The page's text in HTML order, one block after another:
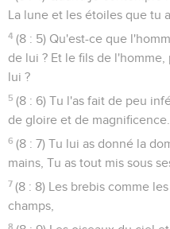
La lune et les étoiles que tu
4 (8 : 5) Qu'est-ce que
de lui ? Et le fils de
lui ?
5 (8 : 6) Tu l'as fait de peu
de gloire et de magnificence.
6 (8 : 7) Tu lui as donné la
mains, Tu as tout mis sous
7 (8 : 8) Les brebis comme
champs,
8